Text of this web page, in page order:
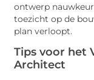
ontwerp
toezicht op de
plan verloopt.
Tips voor het
Architect